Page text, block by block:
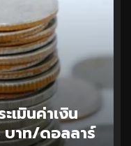
เมินค่าเงิน
บาท/ดอลลาร์